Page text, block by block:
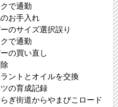
で通勤
お手入れ
のサイズ選択誤り
で通勤
の買い直し
ントとオイルを交換
の育成記録
ぎ街道からやまびこロード